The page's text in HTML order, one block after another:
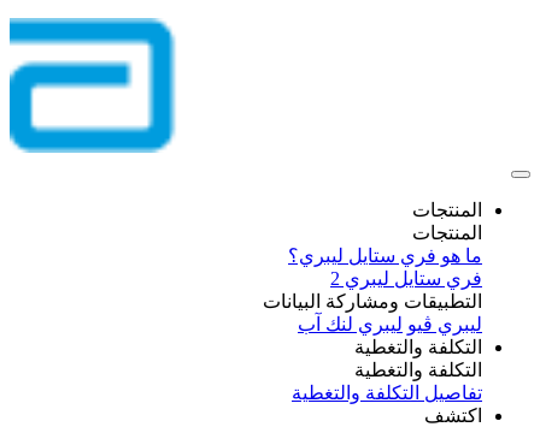
المنتجات
المنتجات
ما هو فري ستايل ليبري؟
فري ستايل ليبري 2
التطبيقات ومشاركة البيانات
ليبري ڤيو ليبري لنك آب
التكلفة والتغطية
التكلفة والتغطية
تفاصيل التكلفة والتغطية
اكتشف​